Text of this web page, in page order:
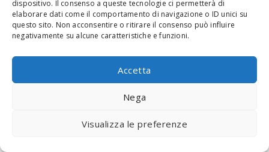
dispositivo. Il consenso a queste tecnologie ci permetterà di
elaborare dati come il comportamento di navigazione o ID unici su
questo sito. Non acconsentire o ritirare il consenso può influire
negativamente su alcune caratteristiche e funzioni.
Accetta
Nega
Visualizza le preferenze
© 2020 Digital Touch Menu. Menu realizzato daInteractive